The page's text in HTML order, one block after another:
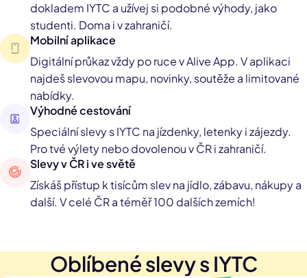
dokladem IYTC a užívej si podobné výhody, jako
studenti. Doma i v zahraničí.
Mobilní aplikace
Digitální průkaz vždy po ruce v Alive App. V aplikaci
najdeš slevovou mapu, novinky, soutěže a limitované
nabídky.
Výhodné cestování
Speciální slevy s IYTC na jízdenky, letenky i zájezdy.
Pro tvé výlety nebo dovolenou v ČR i zahraničí.
Slevy v ČR i ve světě
Získáš přístup k tisícům slev na jídlo, zábavu, nákupy a
další. V celé ČR a téměř 100 dalších zemích!
Oblíbené slevy s IYTC